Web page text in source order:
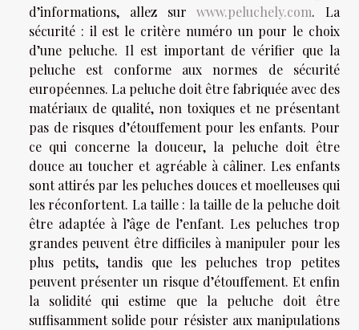
d’informations, allez surwww.peluchely.com. La
sécurité : il est le critère numéro un pour le choix
d’une peluche. Il est important de vérifier que la
peluche est conforme aux normes de sécurité
européennes. La peluche doit être fabriquée avec des
matériaux de qualité, non toxiques et ne présentant
pas de risques d’étouffement pour les enfants. Pour
ce qui concerne la douceur, la peluche doit être
douce au toucher et agréable à câliner. Les enfants
sont attirés par les peluches douces et moelleuses qui
les réconfortent. La taille : la taille de la peluche doit
être adaptée à l’âge de l’enfant. Les peluches trop
grandes peuvent être difficiles à manipuler pour les
plus petits, tandis que les peluches trop petites
peuvent présenter un risque d’étouffement. Et enfin
la solidité qui estime que la peluche doit être
suffisamment solide pour résister aux manipulations